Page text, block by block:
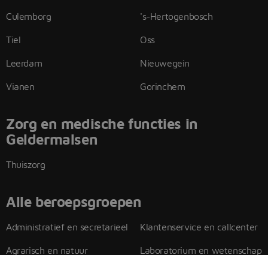
Culemborg
Tiel
Leerdam
Vianen
's-Hertogenbosch
Oss
Nieuwegein
Gorinchem
Zorg en medische functies in
Geldermalsen
Thuiszorg
Alle beroepsgroepen
Administratief en secretarieel
Agrarisch en natuur
Klantenservice en callcenter
Laboratorium en wetenschap